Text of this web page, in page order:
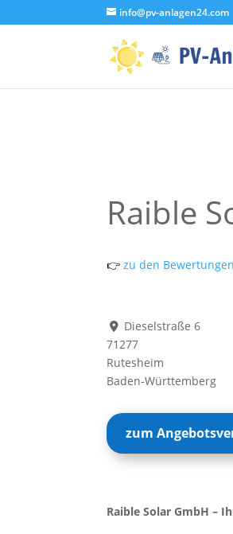
info@pv-anlagen24.com
Raible
👉 zu den Bewertungen
Dieselstraße 6
71277
Rutesheim
Baden-Württemberg
zum
Raible Solar GmbH –